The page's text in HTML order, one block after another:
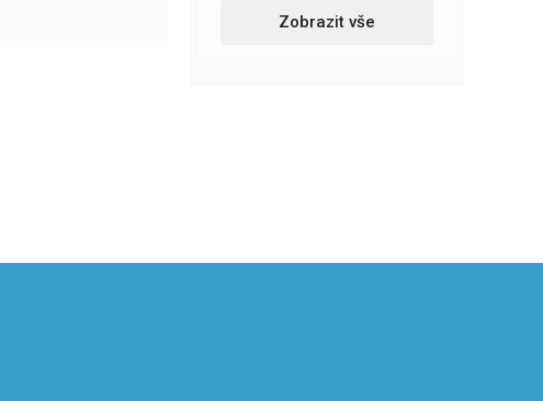
Zobrazit vše